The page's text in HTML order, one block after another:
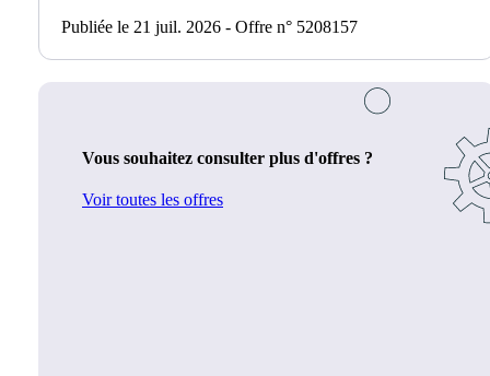
Publiée le 21 juil. 2026 - Offre n° 5208157
Vous souhaitez consulter plus d'offres ?
Voir toutes les offres